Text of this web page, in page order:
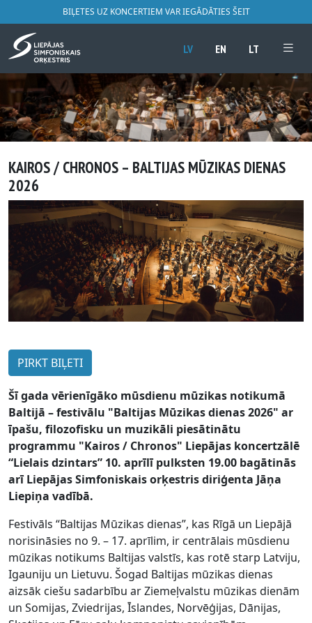
BIĻETES UZ KONCERTIEM VAR IEGĀDĀTIES ŠEIT
LV EN LT
KAIROS / CHRONOS – BALTIJAS MŪZIKAS DIENAS
2026
PIRKT BIĻETI
Šī gada vērienīgāko mūsdienu mūzikas notikumā
Baltijā – festivālu "Baltijas Mūzikas dienas 2026" ar
īpašu, filozofisku un muzikāli piesātinātu
programmu "Kairos / Chronos" Liepājas koncertzālē
“Lielais dzintars” 10. aprīlī pulksten 19.00 bagātinās
arī Liepājas Simfoniskais orķestris diriģenta Jāņa
Liepiņa vadībā.
Festivāls “Baltijas Mūzikas dienas”, kas Rīgā un Liepājā
norisināsies no 9. – 17. aprīlim, ir centrālais mūsdienu
mūzikas notikums Baltijas valstīs, kas rotē starp Latviju,
Igauniju un Lietuvu. Šogad Baltijas mūzikas dienas
aizsāk ciešu sadarbību ar Ziemeļvalstu mūzikas dienām
un Somijas, Zviedrijas, Īslandes, Norvēģijas, Dānijas,